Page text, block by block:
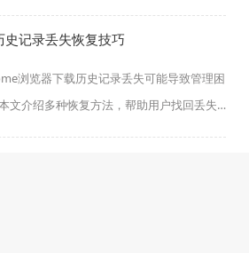
记录丢失恢复技巧
浏览器下载历史记录丢失可能导致管理困
文介绍多种恢复方法，帮助用户找回丢失